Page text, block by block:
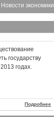
Новости экономики
государству
годах.
Подробнее